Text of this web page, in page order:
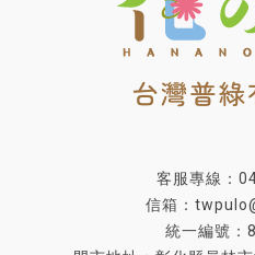
客服專線：
信箱：
統一編號：